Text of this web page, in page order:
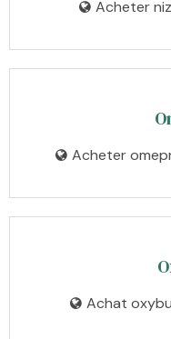
Acheter
Acheter
Achat